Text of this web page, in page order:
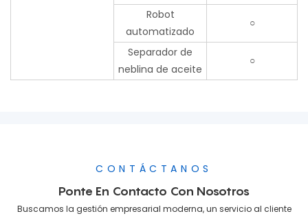
Robot
automatizado
○
Separador de
neblina de aceite
○
CONTÁCTANOS
Ponte En Contacto Con Nosotros
Buscamos la gestión empresarial moderna, un servicio al cliente